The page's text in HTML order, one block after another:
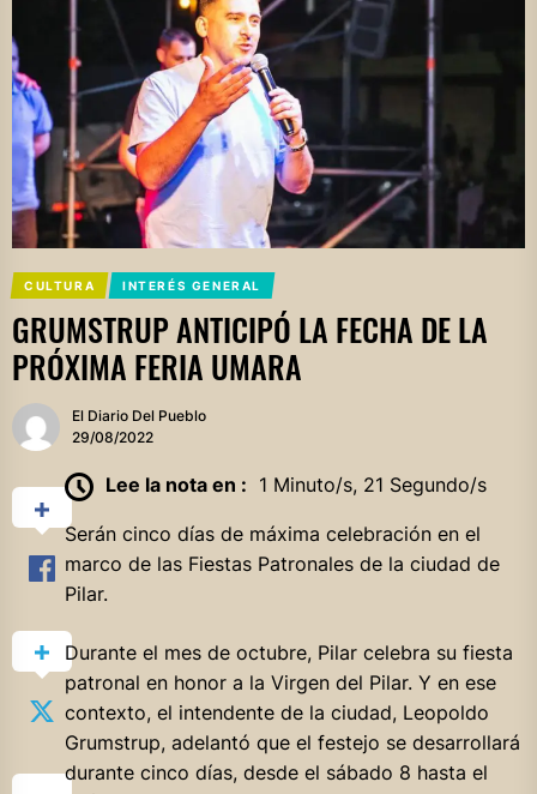
CULTURA INTERÉS GENERAL
GRUMSTRUP ANTICIPÓ LA FECHA DE LA
PRÓXIMA FERIA UMARA
El Diario Del Pueblo
29/08/2022
Lee la nota en : 1 Minuto/s, 21 Segundo/s
Serán cinco días de máxima celebración en el
marco de las Fiestas Patronales de la ciudad de
Pilar.
Durante el mes de octubre, Pilar celebra su fiesta
patronal en honor a la Virgen del Pilar. Y en ese
contexto, el intendente de la ciudad, Leopoldo
Grumstrup, adelantó que el festejo se desarrollará
durante cinco días, desde el sábado 8 hasta el